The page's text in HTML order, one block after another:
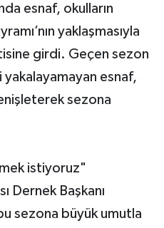
esnaf, okulların
yaklaşmasıyla
girdi. Geçen sezon
esnaf,
sezona
istiyoruz"
Dernek Başkanı
sezona büyük umutla